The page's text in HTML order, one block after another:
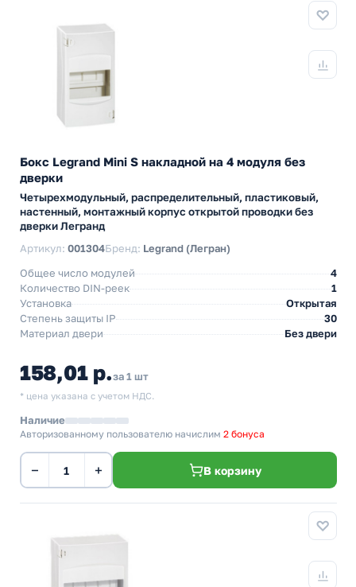
Бокс Legrand Mini S накладной на 4 модуля без
дверки
Четырехмодульный, распределительный, пластиковый,
настенный, монтажный корпус открытой проводки без
дверки Легранд
Артикул: 001304Бренд: Legrand (Легран)
Общее число модулей
4
Количество DIN-реек
1
Установка
Открытая
Степень защиты IP
30
Материал двери
Без двери
158,01 р.за 1 шт
* цена указана с учетом НДС.
Наличие
Авторизованному пользователю начислим 2 бонуса
− + В корзину